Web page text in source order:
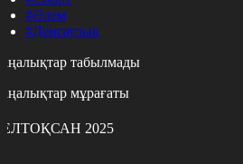
#Әлем
#Денсаулық
табылмады
мұрағаты
2025